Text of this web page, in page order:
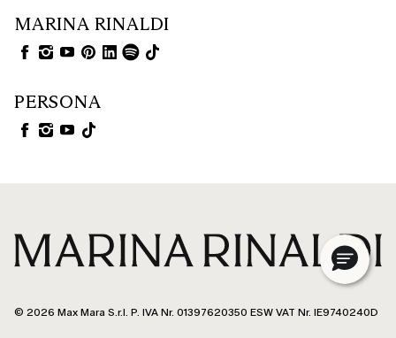
MARINA RINALDI
PERSONA
© 2026 Max Mara S.r.l. P. IVA Nr. 01397620350 ESW VAT Nr. IE9740240D